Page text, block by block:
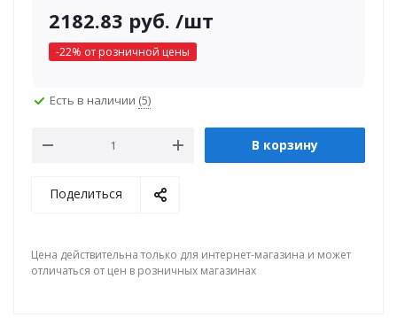
2182.83 руб. /шт
-22% от розничной цены
Есть в наличии (5)
В корзину
Поделиться
Цена действительна только для интернет-магазина и может
отличаться от цен в розничных магазинах